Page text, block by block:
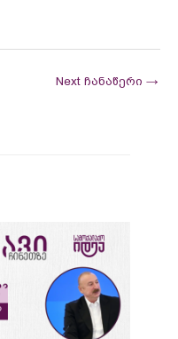
Next ჩანაწერი →